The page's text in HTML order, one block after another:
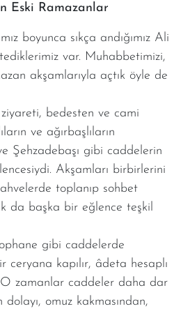
Eski Ramazanlar
boyunca sıkça andığımız Ali
var. Muhabbetimizi,
akşamlarıyla açtık öyle de
bedesten ve cami
ve ağırbaşlıların
Şehzadebaşı gibi caddelerin
Akşamları birbirlerini
toplanıp sohbet
da başka bir eğlence teşkil
gibi caddelerde
kapılır, âdeta hesaplı
zamanlar caddeler daha dar
omuz kakmasından,